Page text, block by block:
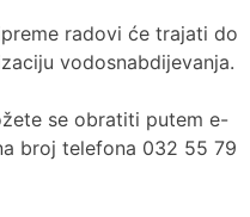
radovi će trajati do
vodosnabdijevanja.
se obratiti putem e-
broj telefona 032 55 79